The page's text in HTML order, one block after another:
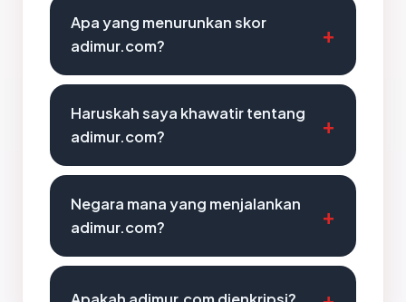
Apa yang menurunkan skor
adimur.com?
Haruskah saya khawatir tentang
adimur.com?
Negara mana yang menjalankan
adimur.com?